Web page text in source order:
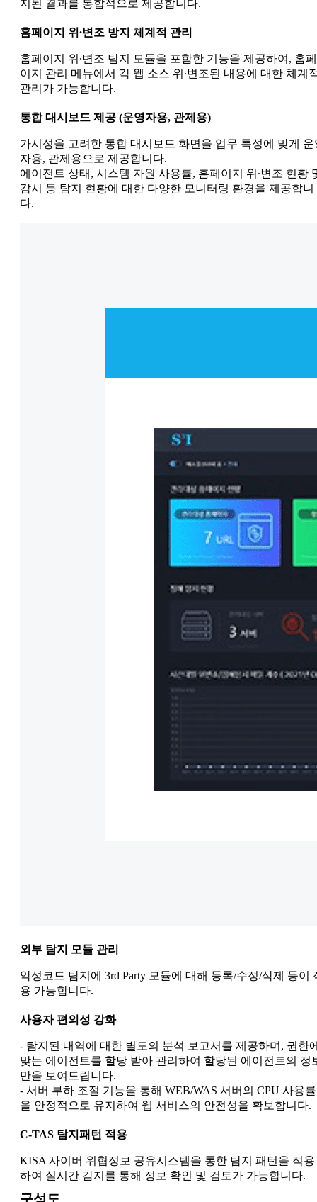
지된 결과를 통합적으로 제공합니다.
홈페이지 위∙변조 방지 체계적 관리
홈페이지 위∙변조 탐지 모듈을 포함한 기능을 제공하여, 홈페
이지 관리 메뉴에서 각 웹 소스 위∙변조된 내용에 대한 체계
관리가 가능합니다.
통합 대시보드 제공 (운영자용, 관제용)
가시성을 고려한 통합 대시보드 화면을 업무 특성에 맞게 운
자용, 관제용으로 제공합니다.
에이전트 상태, 시스템 자원 사용률, 홈페이지 위∙변조 현황
감시 등 탐지 현황에 대한 다양한 모니터링 환경을 제공합니
다.
외부 탐지 모듈 관리
악성코드 탐지에 3rd Party 모듈에 대해 등록/수정/삭제 등이
용 가능합니다.
사용자 편의성 강화
- 탐지된 내역에 대한 별도의 분석 보고서를 제공하며, 권한
맞는 에이전트를 할당 받아 관리하여 할당된 에이전트의 정
만을 보여드립니다.
- 서버 부하 조절 기능을 통해 WEB/WAS 서버의 CPU 사용률
을 안정적으로 유지하여 웹 서비스의 안전성을 확보합니다.
C-TAS 탐지패턴 적용
KISA 사이버 위협정보 공유시스템을 통한 탐지 패턴을 적용
하여 실시간 감지를 통해 정보 확인 및 검토가 가능합니다.
구성도